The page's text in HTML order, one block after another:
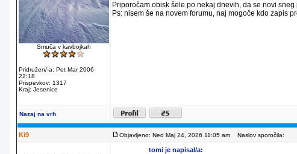
Smuča v kavbojkah
Pridružen/-a: Pet Mar 2006
22:18
Prispevkov: 1317
Kraj: Jesenice
Priporočam obisk šele po nekaj dnevih, da se novi sneg
Ps: nisem še na novem forumu, naj mogoče kdo zapis
Nazaj na vrh
Ki9 Objavljeno: Ned Maj 24, 2026 11:05 am Naslov sporočila:
tomi je napisal/a: